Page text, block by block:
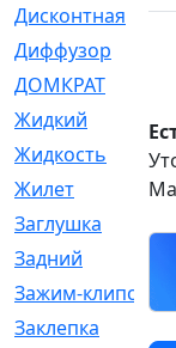
Дисконтная
Диффузор
ДОМКРАТ
Жидкий
Жидкость
Жилет
Заглушка
Задний
Зажим-клипса
Заклепка